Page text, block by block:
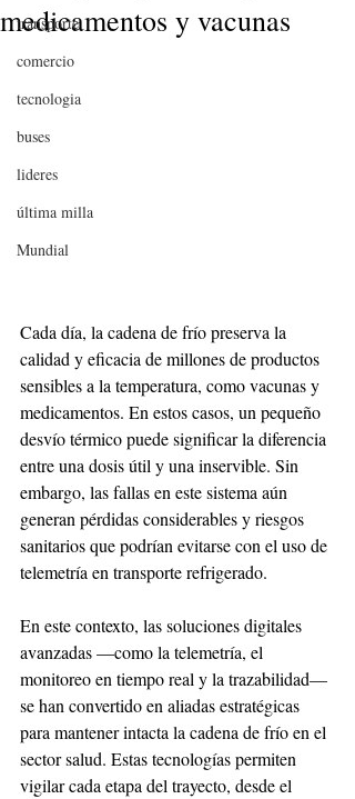
transporte
comercio
tecnologia
buses
lideres
última milla
Mundial
medicamentos y vacunas
Cada día, la cadena de frío preserva la
calidad y eficacia de millones de productos
sensibles a la temperatura, como vacunas y
medicamentos. En estos casos, un pequeño
desvío térmico puede significar la diferencia
entre una dosis útil y una inservible. Sin
embargo, las fallas en este sistema aún
generan pérdidas considerables y riesgos
sanitarios que podrían evitarse con el uso de
telemetría en transporte refrigerado.
En este contexto, las soluciones digitales
avanzadas —como la telemetría, el
monitoreo en tiempo real y la trazabilidad—
se han convertido en aliadas estratégicas
para mantener intacta la cadena de frío en el
sector salud. Estas tecnologías permiten
vigilar cada etapa del trayecto, desde el